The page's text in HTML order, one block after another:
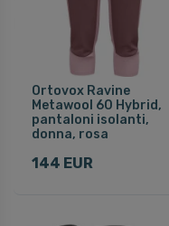
Ortovox Ravine
Metawool 60 Hybrid,
pantaloni isolanti,
donna, rosa
144 EUR